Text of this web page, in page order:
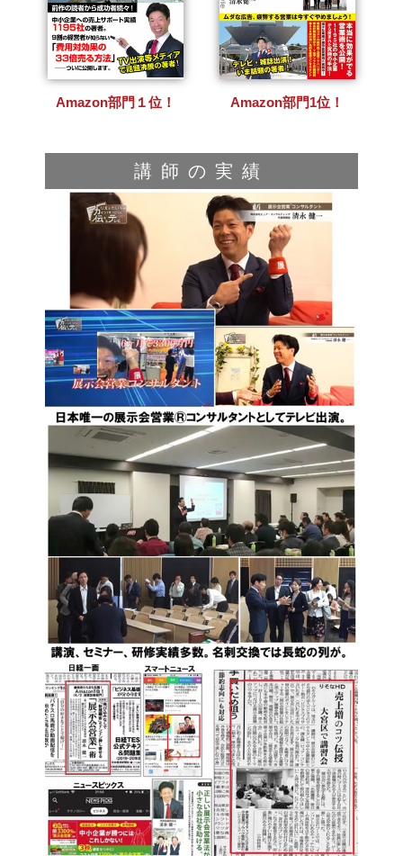
Amazon部門１位！ Amazon部門1位！
講師の実績